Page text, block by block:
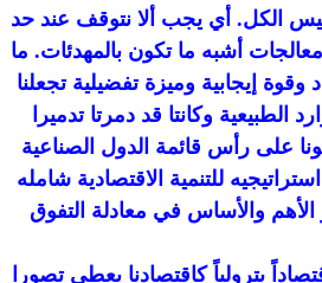
الكل. أي يجب ألا نتوقف عند حد
أشبه ما تكون بالمهدئات. ما
إيجابية وميزة تفضيلية تجعلنا
وكانتا قد دمرتا تدميرا
على رأس قائمة الدول الصناعية
للتنمية الاقتصادية شامله
والأساس في معادلة التفوق
بترولياً كاقتصادنا يعطي تصورا